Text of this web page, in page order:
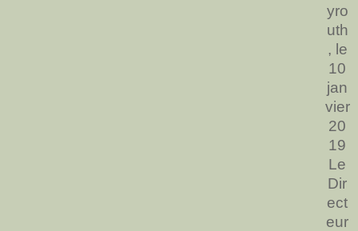
yro
uth
, le
10
jan
vier
20
19
Le
Dir
ect
eur